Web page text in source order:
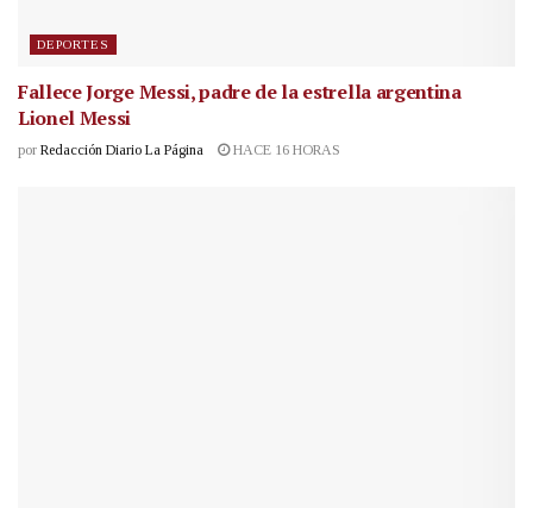
DEPORTES
Fallece Jorge Messi, padre de la estrella argentina
Lionel Messi
por Redacción Diario La Página HACE 16 HORAS